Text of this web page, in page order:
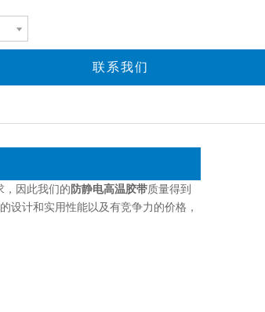
联系我们
，因此我们的 防静电高温胶带质量得到
设计和实用性能以及有竞争力的价格，